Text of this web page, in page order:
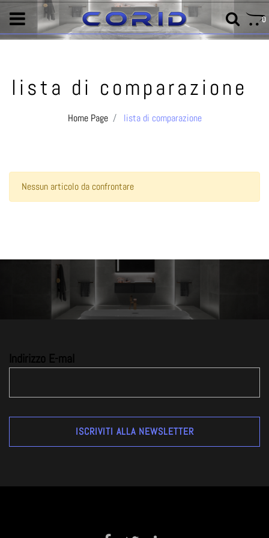
0
lista di comparazione
Home Page lista di comparazione
Nessun articolo da confrontare
Indirizzo E-mal